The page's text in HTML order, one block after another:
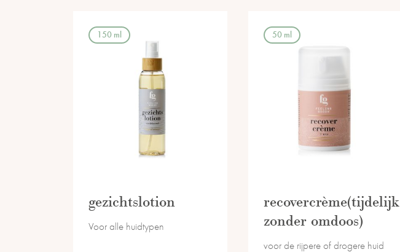
gezichtslotion
Voor alle huidtypen
150 ml
recovercrème(tijdelijk
zonder omdoos)
voor de rijpere of drogere huid
50 ml